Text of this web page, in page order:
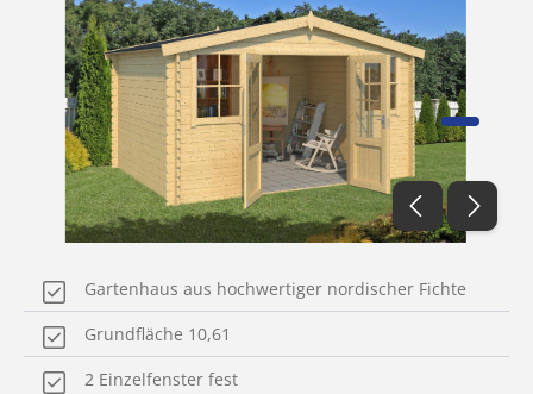
Gartenhaus aus hochwertiger nordischer Fichte
Grundfläche 10,61
2 Einzelfenster fest